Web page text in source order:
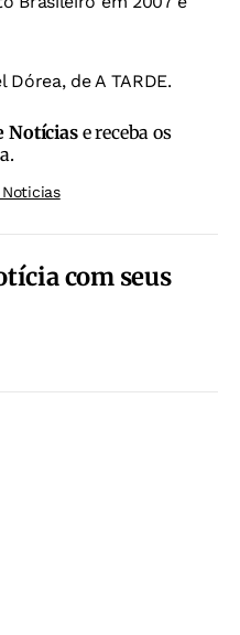
de A TARDE.
Notíciase receba os
Noticias
com seus